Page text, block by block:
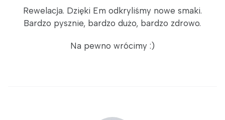
Rewelacja. Dzięki Em odkryliśmy nowe smaki.
Bardzo pysznie, bardzo dużo, bardzo zdrowo.
Na pewno wrócimy :)